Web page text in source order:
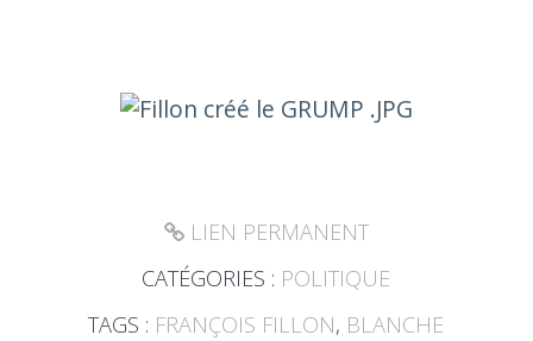
LIEN PERMANENT
CATÉGORIES : POLITIQUE
TAGS : FRANÇOIS FILLON, BLANCHE